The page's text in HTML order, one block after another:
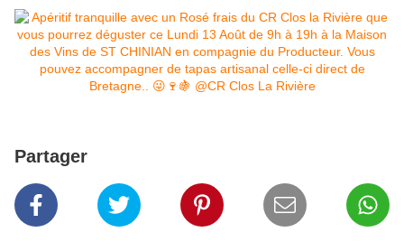
Partager